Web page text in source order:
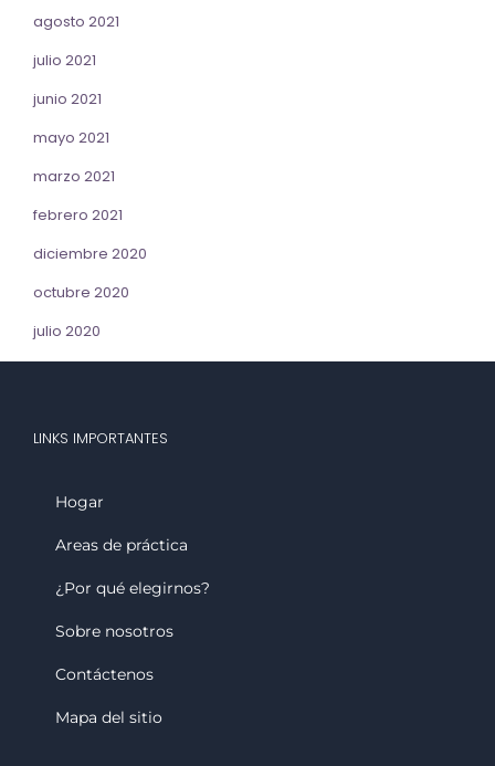
agosto 2021
julio 2021
junio 2021
mayo 2021
marzo 2021
febrero 2021
diciembre 2020
octubre 2020
julio 2020
LINKS IMPORTANTES
Hogar
Areas de práctica
¿Por qué elegirnos?
Sobre nosotros
Contáctenos
Mapa del sitio